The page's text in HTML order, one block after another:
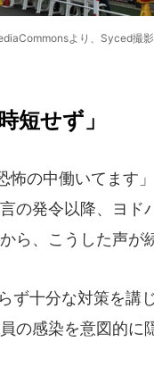
より、Syced撮影
短せず」
の中働いてます
発令以降、ヨド
ら、こうした声が
ず十分な対策を講
の感染を意図的に